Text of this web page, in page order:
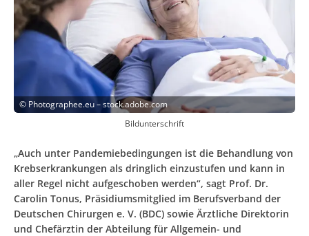
© Photographee.eu – stock.adobe.com
Bildunterschrift
„Auch unter Pandemiebedingungen ist die Behandlung von
Krebserkrankungen als dringlich einzustufen und kann in
aller Regel nicht aufgeschoben werden“, sagt Prof. Dr.
Carolin Tonus, Präsidiumsmitglied im Berufsverband der
Deutschen Chirurgen e. V. (BDC) sowie Ärztliche Direktorin
und Chefärztin der Abteilung für Allgemein- und